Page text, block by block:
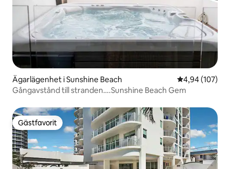
Ägarlägenhet i Sunshine Beach 4,94 av 5 i
4,94 (107)
Gångavstånd till stranden….Sunshine Beach Gem
Gästfavorit
Gästfavorit